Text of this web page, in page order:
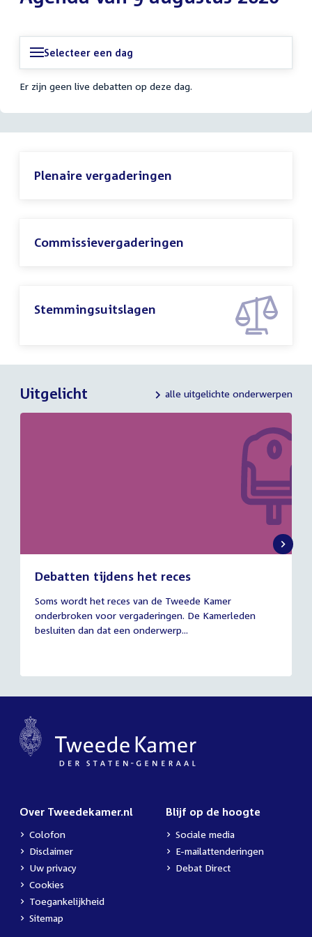
Selecteer een dag
Er zijn geen live debatten op deze dag.
Plenaire vergaderingen
Commissievergaderingen
Stemmingsuitslagen
Uitgelicht alle uitgelichte onderwerpen
Debatten tijdens het reces
juli
2026
Soms wordt het reces van de Tweede Kamer
onderbroken voor vergaderingen. De Kamerleden
besluiten dan dat een onderwerp...
Over Tweedekamer.nl
Colofon
Disclaimer
Uw privacy
Cookies
Toegankelijkheid
Sitemap
Blijf op de hoogte
Sociale media
E-mailattenderingen
Debat Direct